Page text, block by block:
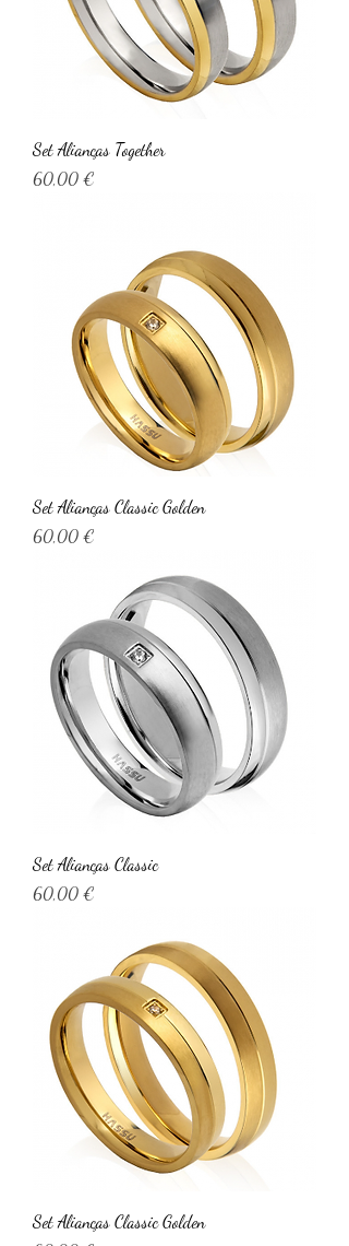
Set Alianças Together
Preço
60,00 €
Set Alianças Classic Golden
Preço
60,00 €
Set Alianças Classic
Preço
60,00 €
Set Alianças Classic Golden